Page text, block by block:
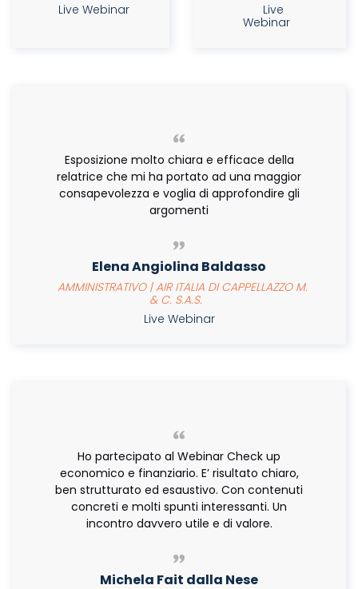
Live Webinar
Live
Webinar
Esposizione molto chiara e efficace della
relatrice che mi ha portato ad una maggior
consapevolezza e voglia di approfondire gli
argomenti
Elena Angiolina Baldasso
AMMINISTRATIVO | AIR ITALIA DI CAPPELLAZZO M.
& C. S.A.S.
Live Webinar
Ho partecipato al Webinar Check up
economico e finanziario. E’ risultato chiaro,
ben strutturato ed esaustivo. Con contenuti
concreti e molti spunti interessanti. Un
incontro davvero utile e di valore.
Michela Fait dalla Nese